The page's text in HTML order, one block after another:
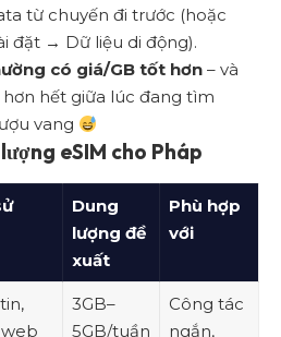
từ chuyến đi trước (hoặc
đặt → Dữ liệu di động).
có giá/GB tốt hơn – và
hết giữa lúc đang tìm
vang
eSIM cho Pháp
Dung
lượng đề
xuất
Phù hợp
với
3GB–
5GB/tuần
Công tác
ngắn,